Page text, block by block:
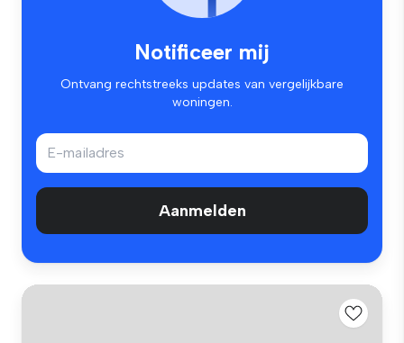
Notificeer mij
Ontvang rechtstreeks updates van vergelijkbare
woningen.
Aanmelden